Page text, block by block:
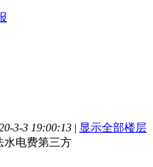
3-3 19:00:13 | 显示全部楼层
水电费第三方